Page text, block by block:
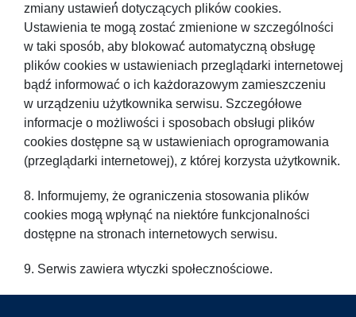
zmiany ustawień́ dotyczących plików cookies.
Ustawienia te mogą zostać zmienione w szczególności
w taki sposób, aby blokować́ automatyczną obsługę
plików cookies w ustawieniach przeglądarki internetowej
bądź informować o ich każdorazowym zamieszczeniu
w urządzeniu użytkownika serwisu. Szczegółowe
informacje o możliwości i sposobach obsługi plików
cookies dostępne są w ustawieniach oprogramowania
(przeglądarki internetowej), z której korzysta użytkownik.
Informujemy, że ograniczenia stosowania plików
cookies mogą̨ wpłynąć na niektóre funkcjonalności
dostępne na stronach internetowych serwisu.
Serwis zawiera wtyczki społecznościowe.